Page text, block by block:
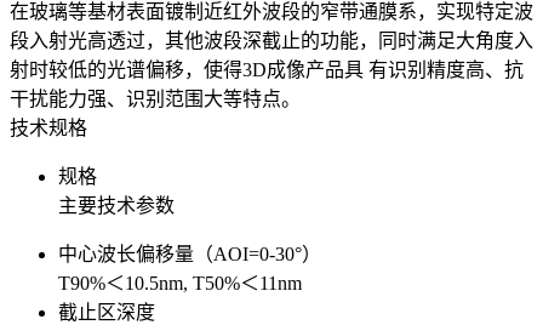
在玻璃等基材表面镀制近红外波段的窄带通膜系，实现特定波
段入射光高透过，其他波段深截止的功能，同时满足大角度入
射时较低的光谱偏移，使得3D成像产品具 有识别精度高、抗
干扰能力强、识别范围大等特点。
技术规格
规格
主要技术参数
中心波长偏移量（AOI=0-30°）
T90%＜10.5nm, T50%＜11nm
截止区深度